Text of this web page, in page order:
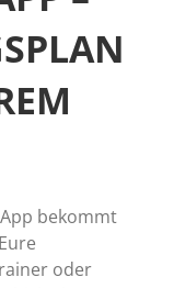
bekommt
oder